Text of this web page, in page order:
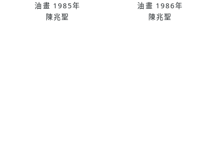
油畫 1985年
陳兆聖
油畫 1986年
陳兆聖